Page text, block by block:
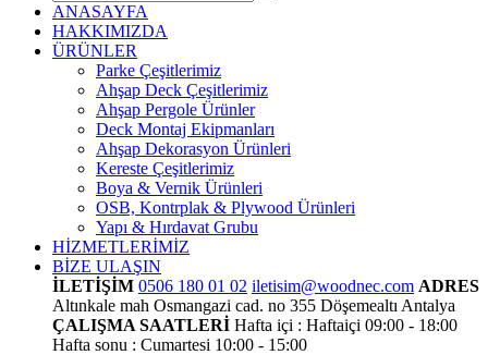
ANASAYFA
HAKKIMIZDA
ÜRÜNLER
Parke Çeşitlerimiz
Ahşap Deck Çeşitlerimiz
Ahşap Pergole Ürünler
Deck Montaj Ekipmanları
Ahşap Dekorasyon Ürünleri
Kereste Çeşitlerimiz
Boya & Vernik Ürünleri
OSB, Kontrplak & Plywood Ürünleri
Yapı & Hırdavat Grubu
HİZMETLERİMİZ
BİZE ULAŞIN
İLETİŞİM 0506 180 01 02 iletisim@woodnec.com ADRES
Altınkale mah Osmangazi cad. no 355 Döşemealtı Antalya
ÇALIŞMA SAATLERİ Hafta içi : Haftaiçi 09:00 - 18:00
Hafta sonu : Cumartesi 10:00 - 15:00